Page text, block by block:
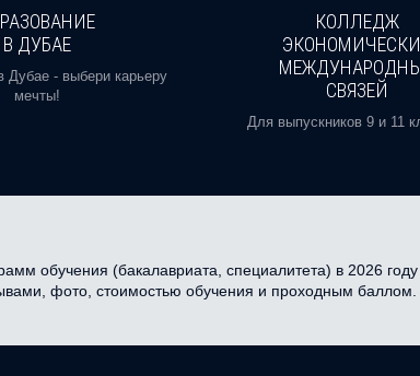
В ДУБАЕ
Дубае - выбери карьеру
мечты!
КОЛЛЕДЖ
СВЯЗЕЙ
Для выпускников 9 и 11
обучения (бакалавриата, специалитета) в 2026 году
фото, стоимостью обучения и проходным баллом.